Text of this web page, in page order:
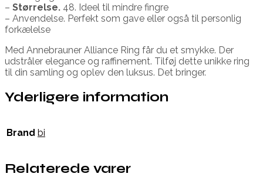
– Størrelse. 48. Ideel til mindre fingre
– Anvendelse. Perfekt som gave eller også til personlig
forkælelse
Med Annebrauner Alliance Ring får du et smykke. Der
udstråler elegance og raffinement. Tilføj dette unikke ring
til din samling og oplev den luksus. Det bringer.
Yderligere information
Brand bi
Relaterede varer